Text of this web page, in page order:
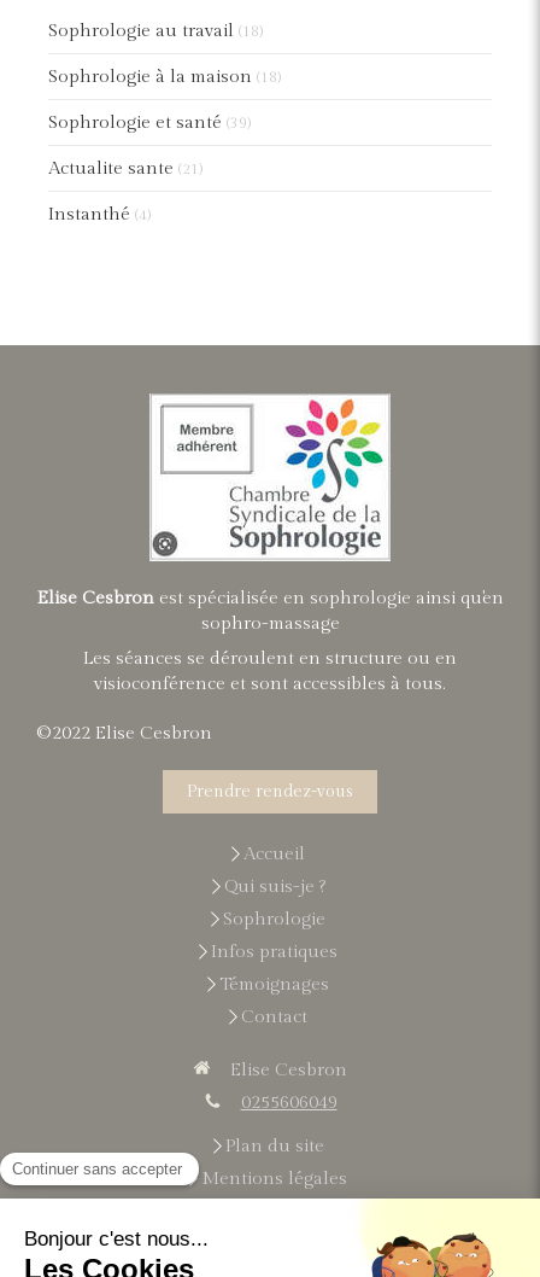
Sophrologie au travail (18)
Sophrologie à la maison (18)
Sophrologie et santé (39)
Actualite sante (21)
Instanthé (4)
Elise Cesbronest spécialisée en sophrologie ainsi qu'en
sophro-massage
Les séances se déroulent en structure ou en
visioconférence et sont accessibles à tous.
©2022 Elise Cesbron
Prendre rendez-vous
Accueil
Qui suis-je ?
Sophrologie
Infos pratiques
Témoignages
Contact
Elise Cesbron
0255606049
Plan du site
Mentions légales
Du